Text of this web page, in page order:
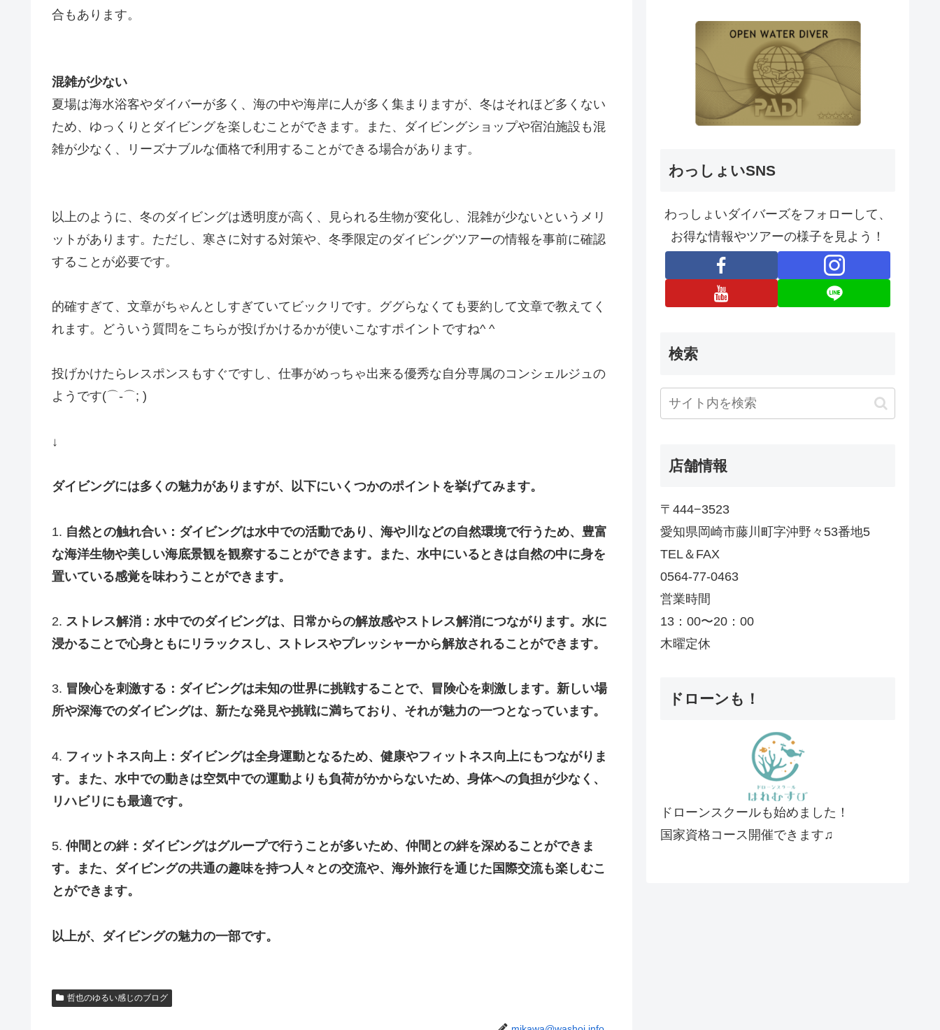
合もあります。
混雑が少ない
夏場は海水浴客やダイバーが多く、海の中や海岸に人が多く集まりますが、冬はそれほど多くない
ため、ゆっくりとダイビングを楽しむことができます。また、ダイビングショップや宿泊施設も混
雑が少なく、リーズナブルな価格で利用することができる場合があります。
以上のように、冬のダイビングは透明度が高く、見られる生物が変化し、混雑が少ないというメリ
ットがあります。ただし、寒さに対する対策や、冬季限定のダイビングツアーの情報を事前に確認
することが必要です。
的確すぎて、文章がちゃんとしすぎていてビックリです。ググらなくても要約して文章で教えてく
れます。どういう質問をこちらが投げかけるかが使いこなすポイントですね^ ^
投げかけたらレスポンスもすぐですし、仕事がめっちゃ出来る優秀な自分専属のコンシェルジュの
ようです(⌒-⌒; )
↓
ダイビングには多くの魅力がありますが、以下にいくつかのポイントを挙げてみます。
1. 自然との触れ合い：ダイビングは水中での活動であり、海や川などの自然環境で行うため、豊富
な海洋生物や美しい海底景観を観察することができます。また、水中にいるときは自然の中に身を
置いている感覚を味わうことができます。
2. ストレス解消：水中でのダイビングは、日常からの解放感やストレス解消につながります。水に
浸かることで心身ともにリラックスし、ストレスやプレッシャーから解放されることができます。
3. 冒険心を刺激する：ダイビングは未知の世界に挑戦することで、冒険心を刺激します。新しい場
所や深海でのダイビングは、新たな発見や挑戦に満ちており、それが魅力の一つとなっています。
4. フィットネス向上：ダイビングは全身運動となるため、健康やフィットネス向上にもつながりま
す。また、水中での動きは空気中での運動よりも負荷がかからないため、身体への負担が少なく、
リハビリにも最適です。
5. 仲間との絆：ダイビングはグループで行うことが多いため、仲間との絆を深めることができま
す。また、ダイビングの共通の趣味を持つ人々との交流や、海外旅行を通じた国際交流も楽しむこ
とができます。
以上が、ダイビングの魅力の一部です。
哲也のゆるい感じのブログ
わっしょいSNS
わっしょいダイバーズをフォローして、
お得な情報やツアーの様子を見よう！
検索
店舗情報
〒444−3523
愛知県岡崎市藤川町字沖野々53番地5
TEL＆FAX
0564-77-0463
営業時間
13：00〜20：00
木曜定休
ドローンも！
ドローンスクールも始めました！
国家資格コース開催できます♫